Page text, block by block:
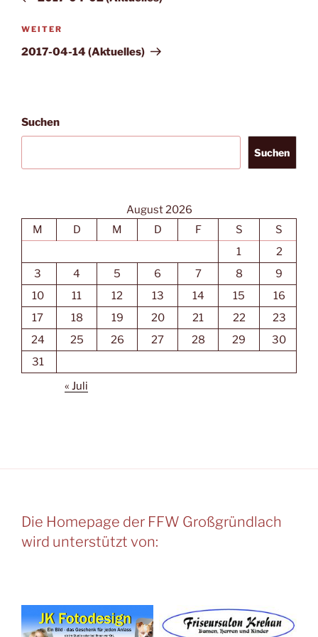
Nächster
Beitrag
WEITER
2017-04-14 (Aktuelles)
Suchen
Suchen
August 2026
M
D M D F S
S
1
2
3
4 5 6 7 8
9
10
11 12 13 14 15
16
17
18 19 20 21 22
23
24
25 26 27 28 29
30
31
« Juli
Die Homepage der FFW Großgründlach
wird unterstützt von: